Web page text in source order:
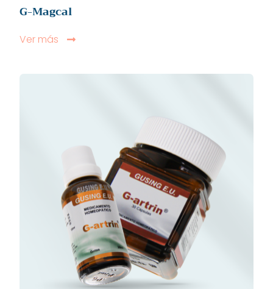
G-Magcal
Ver más